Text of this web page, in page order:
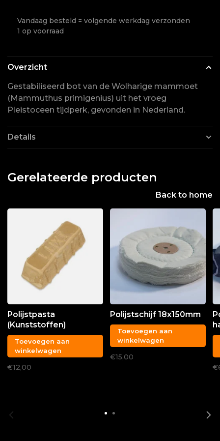
Vandaag besteld = volgende werkdag verzonden
1 op voorraad
Overzicht
Gestabiliseerd bot van de Wolharige mammoet
(Mammuthus primigenius) uit het vroeg
Pleistoceen tijdperk, gevonden in Nederland.
Details
Gerelateerde producten
Back to home
Polijstpasta
(Kunststoffen)
Toevoegen aan
winkelwagen
€12,00
Polijstschijf 18x150mm
Toevoegen aan
winkelwagen
€15,00